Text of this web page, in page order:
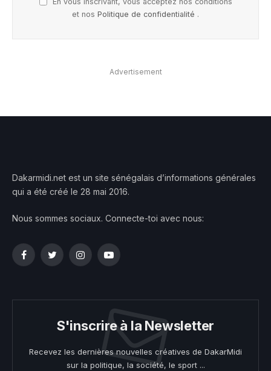
et nos Politique de confidentialité .
Advertisement
Dakarmidi.net est un site sénégalais d’informations générales
qui a été créé le 28 mai 2016.
Nous sommes sociaux. Connecte-toi avec nous:
FacebookTwitterInstagramYouTube
S'inscrire à la Newsletter
Recevez les dernières nouvelles créatives de DakarMidi
sur la politique, la société, le sport ...